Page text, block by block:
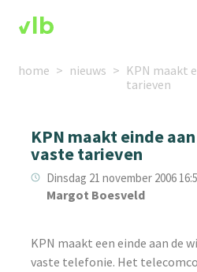
home nieuws
KPN maakt
tarieven
KPN maakt einde
vaste tarieven
Dinsdag 21 november 2006
Margot Boesveld
KPN maakt een einde aan de
vaste telefonie. Het